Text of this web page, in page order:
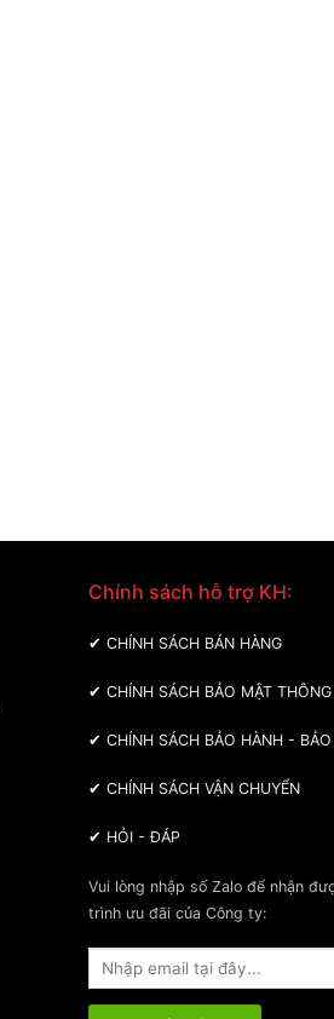
Chính sách hỗ trợ KH:
✔ CHÍNH SÁCH BÁN HÀNG
✔ CHÍNH SÁCH BẢO MẬT
✔ CHÍNH SÁCH BẢO HÀNH - BẢO
✔ CHÍNH SÁCH VẬN CHUYỂN
✔ HỎI - ĐÁP
Vui lòng nhập số Zalo để nhận
trình ưu đãi của Công ty: